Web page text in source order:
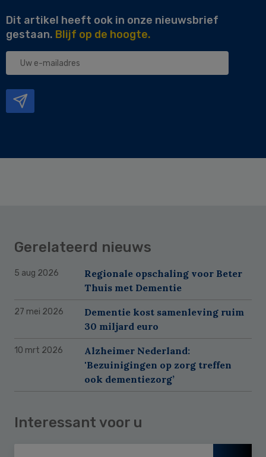
Dit artikel heeft ook in onze nieuwsbrief
gestaan. Blijf op de hoogte.
Uw
Gerelateerd nieuws
5 aug 2026
Regionale opschaling voor Beter
Thuis met Dementie
27 mei 2026
Dementie kost samenleving ruim
30 miljard euro
10 mrt 2026
Alzheimer Nederland:
'Bezuinigingen op zorg treffen
ook dementiezorg’
Interessant voor u